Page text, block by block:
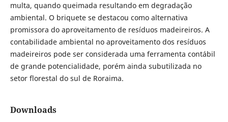
multa, quando queimada resultando em degradação
ambiental. O briquete se destacou como alternativa
promissora do aproveitamento de resíduos madeireiros. A
contabilidade ambiental no aproveitamento dos resíduos
madeireiros pode ser considerada uma ferramenta contábil
de grande potencialidade, porém ainda subutilizada no
setor florestal do sul de Roraima.
Downloads